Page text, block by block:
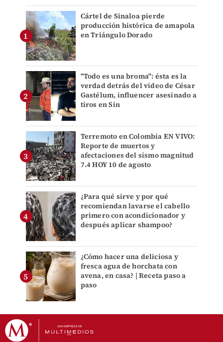
Cártel de Sinaloa pierde
producción histórica de amapola
en Triángulo Dorado
"Todo es una broma": ésta es la
verdad detrás del video de César
Gastélum, influencer asesinado a
tiros en Sin
Terremoto en Colombia EN VIVO:
Reporte de muertos y
afectaciones del sismo magnitud
7.4 HOY 10 de agosto
¿Para qué sirve y por qué
recomiendan lavarse el cabello
primero con acondicionador y
después aplicar shampoo?
¿Cómo hacer una deliciosa y
fresca agua de horchata con
avena, en casa? | Receta paso a
paso